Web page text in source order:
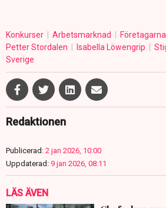
Konkurser Arbetsmarknad Företagarna
Petter Stordalen
Isabella Löwengrip
Sverige
Redaktionen
Publicerad: 2 jan 2026, 10:00
Uppdaterad: 9 jan 2026, 08:11
LÄS ÄVEN